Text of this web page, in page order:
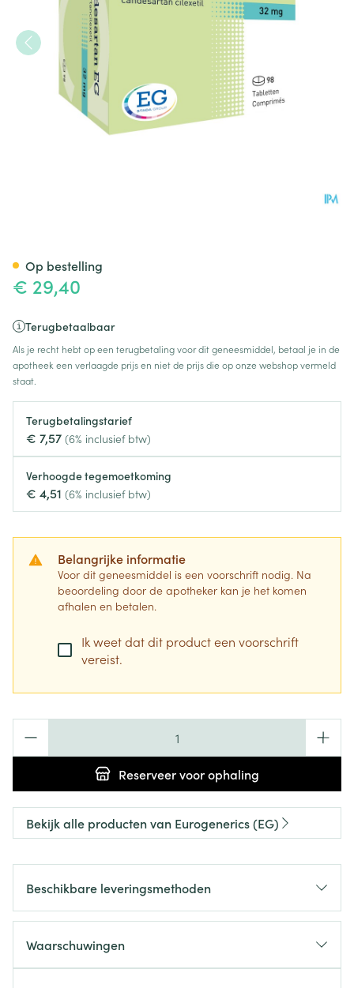
€ 29,40
Terugbetaalbaar
Als je recht hebt op een terugbetaling voor dit geneesmiddel, betaal je in de
apotheek een verlaagde prijs en niet de prijs die op onze webshop vermeld
staat.
Terugbetalingstarief
€ 7,57 (6% inclusief btw)
Verhoogde tegemoetkoming
€ 4,51 (6% inclusief btw)
Belangrijke informatie
Voor dit geneesmiddel is een voorschrift nodig. Na
beoordeling door de apotheker kan je het komen
afhalen en betalen.
Ik weet dat dit product een voorschrift
vereist.
Reserveervoor ophaling
Op bestelling
Bekijk alle producten van Eurogenerics (EG)
Beschikbare leveringsmethoden
Waarschuwingen